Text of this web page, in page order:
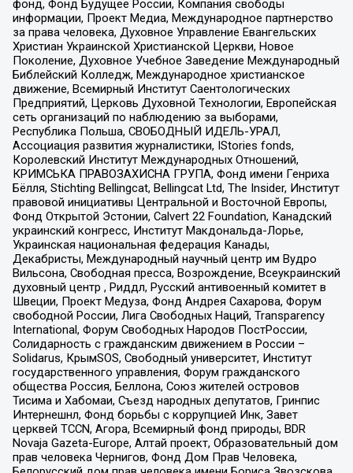
фонд, Фонд Будущее России, Компания свободы
информации, Проект Медиа, Международное партнерство
за права человека, Духовное Управление Евангельских
Христиан Украинской Христианской Церкви, Новое
Поколение, Духовное Учебное Заведение Международный
Библейский Колледж, Международное христианское
движение, Всемирный Институт Саентологических
Предприятий, Церковь Духовной Технологии, Европейская
сеть организаций по наблюдению за выборами,
Республика Польша, СВОБОДНЫЙ ИДЕЛЬ-УРАЛ,
Ассоциация развития журналистики, IStories fonds,
Королевский Институт Международных Отношений,
КРИМСЬКА ПРАВОЗАХИСНА ГРУПА, Фонд имени Генриха
Бёлля, Stichting Bellingcat, Bellingcat Ltd, The Insider, Институт
правовой инициативы Центральной и Восточной Европы,
Фонд Открытой Эстонии, Calvert 22 Foundation, Канадский
украинский конгресс, Институт Макдональда-Лорье,
Украинская национальная федерация Канады,
Декабристы, Международный научный центр им Вудро
Вильсона, Свободная пресса, Возрождение, Всеукраинский
духовный центр , Риддл, Русский антивоенный комитет в
Швеции, Проект Медуза, Фонд Андрея Сахарова, Форум
свободной России, Лига Свободных Наций, Transparеncy
International, Форум Свободных Народов ПостРоссии,
Солидарность с гражданским движением в России –
Solidarus, КрымSOS, Свободный университет, Институт
государственного управления, Форум гражданского
общества Россия, Беллона, Союз жителей островов
Тисима и Хабомаи, Съезд народных депутатов, Гринпис
Интернешнл, Фонд борьбы с коррупцией Инк, Завет
церквей TCCN, Агора, Всемирный фонд природы, BDR
Novaja Gazeta-Europe, Алтай проект, Образовательный дом
прав человека Чернигов, Фонд Дом Прав Человека,